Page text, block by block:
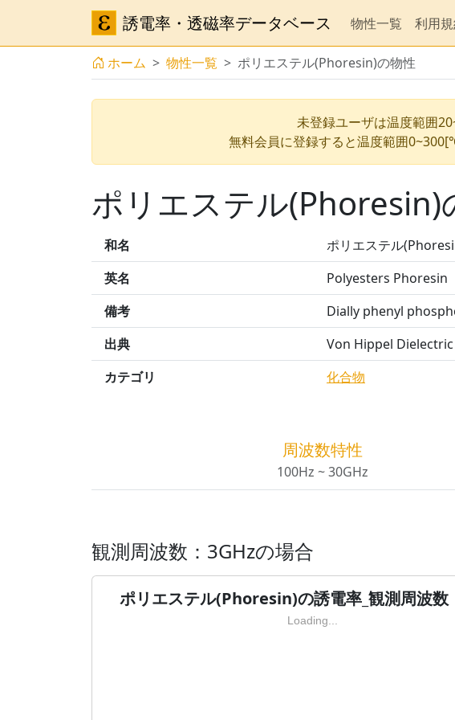
誘電率・透磁率データベース 物性一覧 利用
ホーム 物性一覧 ポリエステル(Phoresin)の物性
未登録ユーザは温度範囲
無料会員に登録すると温度範囲
ポリエステル(Phoresin)
和名
ポリエステル
英名
Polyesters Phoresin
備考
Dially phenyl
出典
Von Hippel
カテゴリ
化合物
周波数特性
100Hz ~ 30GHz
観測周波数：3GHzの場合
ポリエステル(Phoresin)の誘電率_観測周波数
Loading...